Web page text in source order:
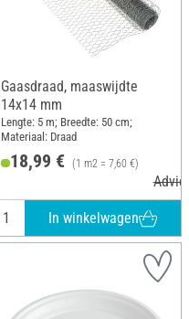
Gaasdraad, maaswijdte
14x14 mm
Lengte: 5 m; Breedte: 50 cm;
Materiaal: Draad
18,99 € (1 m2 = 7,60 €)
In winkelwagen